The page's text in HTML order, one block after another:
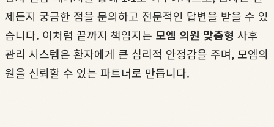
제든지 궁금한 점을 문의하고 전문적인 답변을 받을 수 있
습니다. 이처럼 끝까지 책임지는 모엠 의원 맞춤형 사후
관리 시스템은 환자에게 큰 심리적 안정감을 주며, 모엠의
원을 신뢰할 수 있는 파트너로 만듭니다.